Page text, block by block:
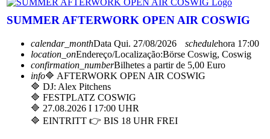
SUMMER AFTERWORK OPEN AIR COSWIG
calendar_monthData Qui. 27/08/2026 schedulehora 17:00
location_onEndereço/Localização:Börse Coswig, Coswig
confirmation_numberBilhetes a partir de 5,00 Euro
info🔷 AFTERWORK OPEN AIR COSWIG
🔷 DJ: Alex Pitchens
🔷 FESTPLATZ COSWIG
🔷 27.08.2026 I 17:00 UHR
🔷 EINTRITT 👉 BIS 18 UHR FREI